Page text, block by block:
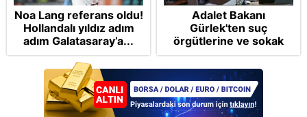
Noa Lang referans oldu!
Hollandalı yıldız adım
adım Galatasaray’a...
Adalet Bakanı
Gürlek'ten suç
örgütlerine ve sokak
çetelerine net mesaj:
"Devlet tepenize
binecek"